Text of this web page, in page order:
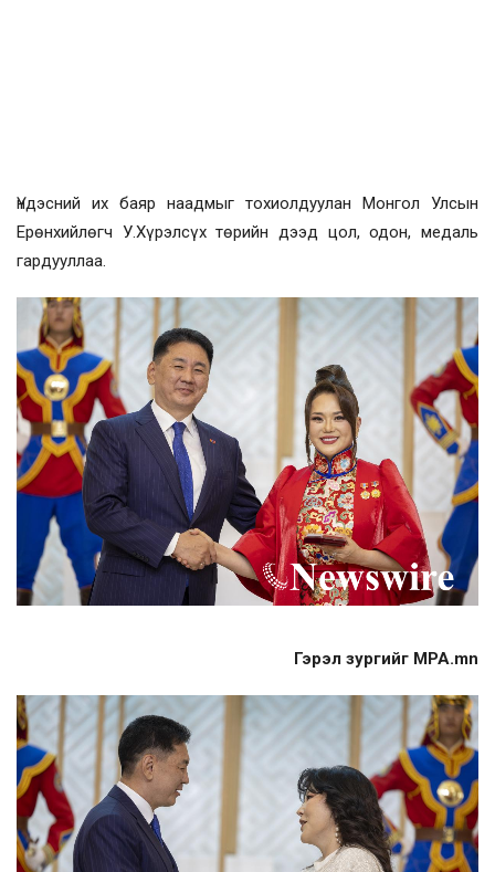
Үндэсний их баяр наадмыг тохиолдуулан Монгол Улсын
Ерөнхийлөгч У.Хүрэлсүх төрийн дээд цол, одон, медаль
гардууллаа.
Гэрэл зургийг MPA.mn